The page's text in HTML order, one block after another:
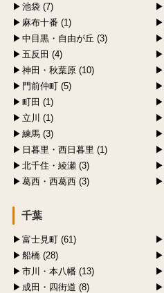
池袋 (7)
麻布十番 (1)
中目黒・自由が丘 (3)
五反田 (4)
神田・秋葉原 (10)
門前仲町 (5)
町田 (1)
立川 (1)
練馬 (3)
日暮里・西日暮里 (1)
北千住・綾瀬 (3)
葛西・西葛西 (3)
千葉
富士見町 (61)
船橋 (28)
市川・本八幡 (13)
成田・四街道 (8)